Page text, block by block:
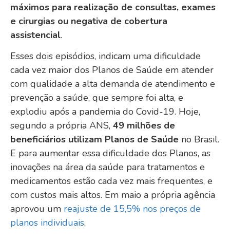
máximos para realização de consultas, exames
e cirurgias ou negativa de cobertura
assistencial.
Esses dois episódios, indicam uma dificuldade
cada vez maior dos Planos de Saúde em atender
com qualidade a alta demanda de atendimento e
prevenção a saúde, que sempre foi alta, e
explodiu após a pandemia do Covid-19. Hoje,
segundo a própria ANS, 49 milhões de
beneficiários utilizam Planos de Saúde no Brasil.
E para aumentar essa dificuldade dos Planos, as
inovações na área da saúde para tratamentos e
medicamentos estão cada vez mais frequentes, e
com custos mais altos. Em maio a própria agência
aprovou um reajuste de 15,5% nos preços de
planos individuais.